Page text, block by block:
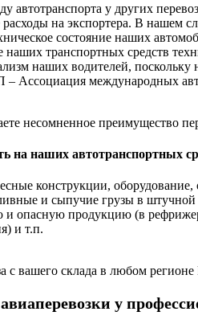
автотранспорта у других
на экспортера. В нашем
состояние наших
наших транспортных средств
наших водителей,
международных
несомненное преимущество
на наших автотранспортных
конструкции,
и сыпучие грузы в штучной
опасную продукцию (в
и т.п.
с вашего склада в любом
у